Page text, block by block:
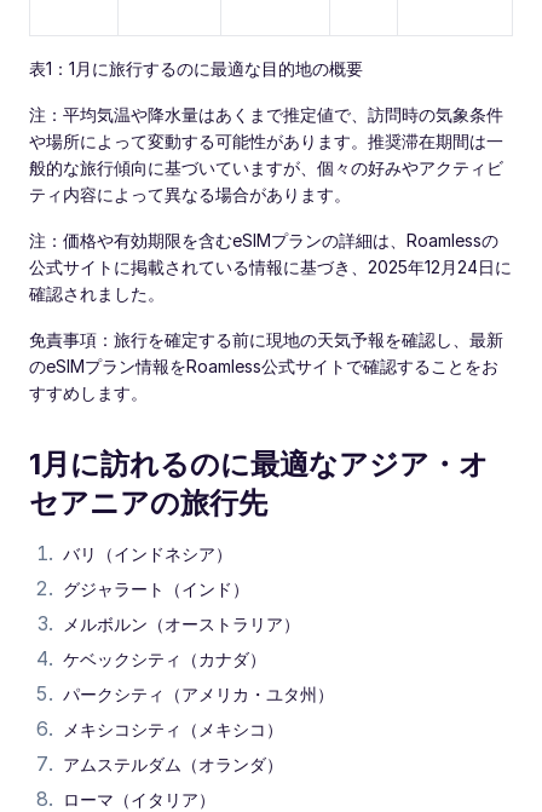
表1：1月に旅行するのに最適な目的地の概要
注：平均気温や降水量はあくまで推定値で、訪問時の気象条件
や場所によって変動する可能性があります。推奨滞在期間は一
般的な旅行傾向に基づいていますが、個々の好みやアクティビ
ティ内容によって異なる場合があります。
注：価格や有効期限を含むeSIMプランの詳細は、Roamlessの
公式サイトに掲載されている情報に基づき、2025年12月24日に
確認されました。
免責事項：旅行を確定する前に現地の天気予報を確認し、最新
のeSIMプラン情報をRoamless公式サイトで確認することをお
すすめします。
1月に訪れるのに最適なアジア・オ
セアニアの旅行先
バリ（インドネシア）
グジャラート（インド）
メルボルン（オーストラリア）
ケベックシティ（カナダ）
パークシティ（アメリカ・ユタ州）
メキシコシティ（メキシコ）
アムステルダム（オランダ）
ローマ（イタリア）